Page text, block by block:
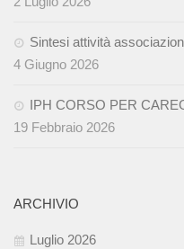
Sintesi attività
4 Giugno 2026
IPH CORSO PER
19 Febbraio 2026
ARCHIVIO
Luglio 2026